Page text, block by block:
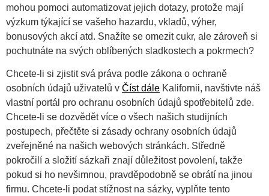
mohou pomoci automatizovat jejich dotazy, protože mají
výzkum týkající se vašeho hazardu, vkladů, výher,
bonusových akcí atd. Snažíte se omezit cukr, ale zároveň si
pochutnáte na svých oblíbených sladkostech a pokrmech?
Chcete-li si zjistit svá práva podle zákona o ochraně
osobních údajů uživatelů v Číst dále Kalifornii, navštivte náš
vlastní portál pro ochranu osobních údajů spotřebitelů zde.
Chcete-li se dozvědět více o všech našich studijních
postupech, přečtěte si zásady ochrany osobních údajů
zveřejněné na našich webových stránkách. Středně
pokročilí a složití sázkaři znají důležitost povolení, takže
pokud si ho nevšimnou, pravděpodobně se obrátí na jinou
firmu. Chcete-li podat stížnost na sázky, vyplňte tento